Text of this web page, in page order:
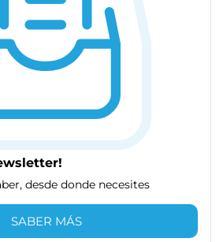
desde donde necesites
SABER MÁS